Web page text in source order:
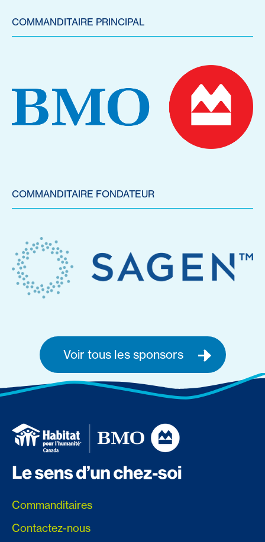
COMMANDITAIRE PRINCIPAL
COMMANDITAIRE FONDATEUR
Voir tous les sponsors
Commanditaires
Contactez-nous